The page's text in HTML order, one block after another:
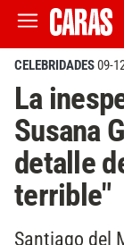
CELEBRIDADES09-
La
Susana
detalle
terrible"
Santiago del